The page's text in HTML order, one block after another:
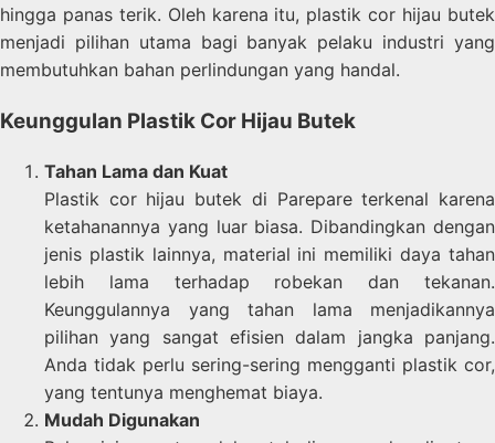
hingga panas terik. Oleh karena itu, plastik cor hijau butek
menjadi pilihan utama bagi banyak pelaku industri yang
membutuhkan bahan perlindungan yang handal.
Keunggulan Plastik Cor Hijau Butek
Tahan Lama dan Kuat
Plastik cor hijau butek di Parepare terkenal karena
ketahanannya yang luar biasa. Dibandingkan dengan
jenis plastik lainnya, material ini memiliki daya tahan
lebih lama terhadap robekan dan tekanan.
Keunggulannya yang tahan lama menjadikannya
pilihan yang sangat efisien dalam jangka panjang.
Anda tidak perlu sering-sering mengganti plastik cor,
yang tentunya menghemat biaya.
Mudah Digunakan